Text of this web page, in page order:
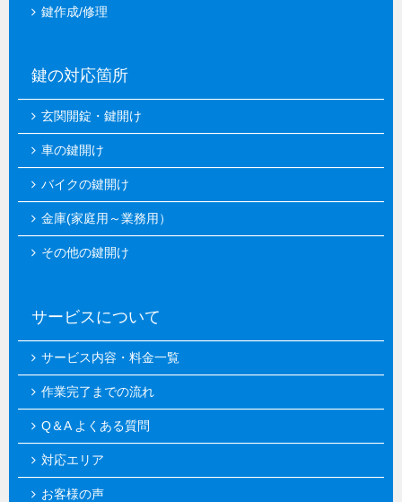
鍵作成/修理
鍵の対応箇所
玄関開錠・鍵開け
車の鍵開け
バイクの鍵開け
金庫(家庭用～業務用）
その他の鍵開け
サービスについて
サービス内容・料金一覧
作業完了までの流れ
Q＆A よくある質問
対応エリア
お客様の声